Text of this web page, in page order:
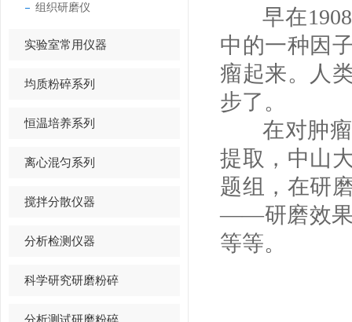
组织研磨仪
实验室常用仪器
均质粉碎系列
恒温培养系列
离心混匀系列
搅拌分散仪器
分析检测仪器
科学研究研磨粉碎
分析测试研磨粉碎
早在1908
中的一种因
瘤起来。人
步了。
在对肿瘤
提取，中山
题组，在研
——研磨效果
等等。